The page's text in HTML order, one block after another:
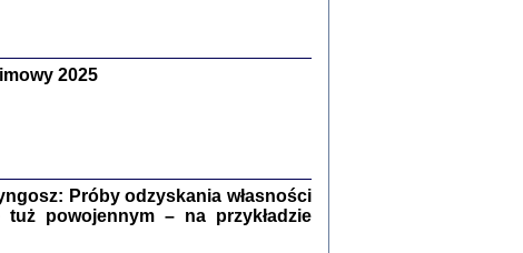
2025
Próby odzyskania własności
powojennym – na przykładzie